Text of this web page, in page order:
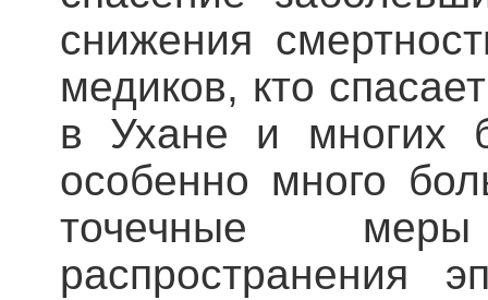
снижения
медиков, кто
в Ухане и многих
особенно много
точечные
распространения